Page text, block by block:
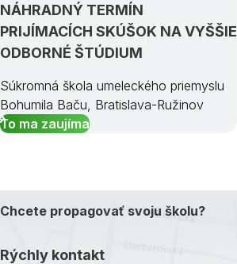
NÁHRADNÝ TERMÍN
PRIJÍMACÍCH SKÚŠOK NA VYŠŠIE
ODBORNÉ ŠTÚDIUM
Súkromná škola umeleckého priemyslu
Bohumila Baču, Bratislava-Ružinov
To ma zaujíma
Chcete propagovať svoju školu?
Rýchly kontakt